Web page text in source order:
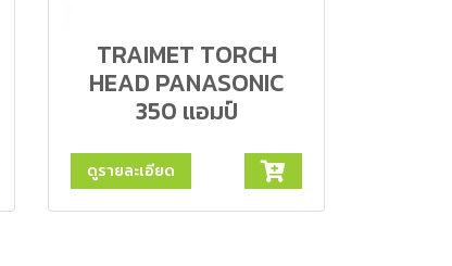
TRAIMET TORCH
HEAD PANASONIC
350 แอมป์
ดูรายละเอียด